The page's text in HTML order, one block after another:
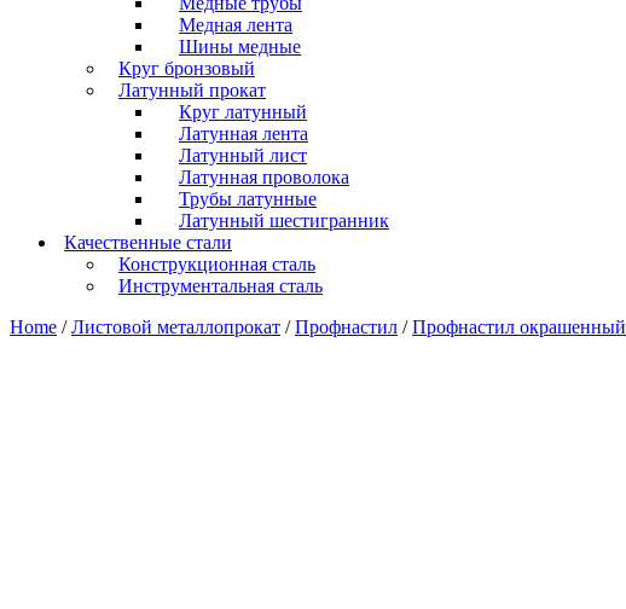
Медная лента
Шины медные
Круг бронзовый
Латунный прокат
Круг латунный
Латунная лента
Латунный лист
Латунная проволока
Трубы латунные
Латунный шестигранник
Качественные стали
Конструкционная сталь
Инструментальная сталь
Home /Листовой металлопрокат /Профнастил /Профнастил окрашенный